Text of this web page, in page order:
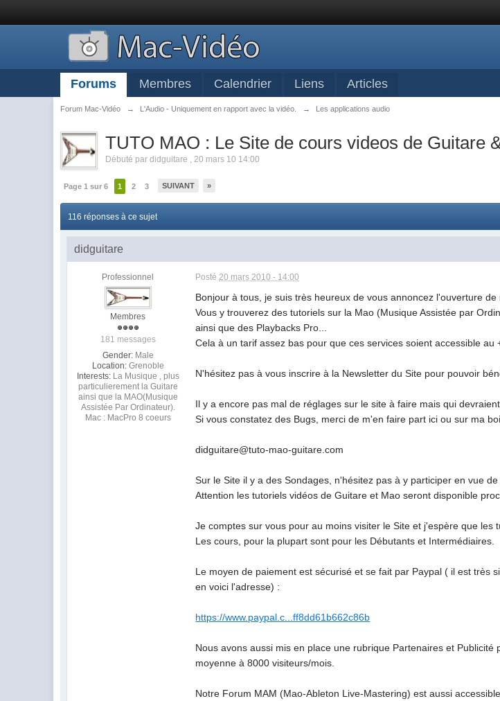
Forums Membres Calendrier Liens Articles
Forum Mac-Vidéo → L'Audio - Uniquement en rapport avec la vidéo. → Les applications audio
TUTO MAO : Le Site de cours videos de Guitare
Débuté pardidguitare ,20 mars 10 14:00
Page 1 sur 6 1 2 3 SUIVANT »
116 réponses à ce sujet
didguitare
Professionnel
Membres
181 messages
Gender: Male
Location: Grenoble
Interests: La Musique , plus
particulierement la Guitare
ainsi que la MAO(Musique
Assistée Par Ordinateur).
Mac : MacPro 8 coeurs
Posté20 mars 2010 - 14:00
Bonjour à tous, je suis très heureux de vous annoncez l'ouverture
Vous y trouverez des tutoriels sur la Mao (Musique Assistée par
ainsi que des Playbacks Pro...
Cela à un tarif assez bas pour que ces services soient accessible au
N'hésitez pas à vous inscrire à la Newsletter du Site pour pouvoir
Il y a encore pas mal de réglages sur le site à faire mais qui
Si vous constatez des Bugs, merci de m'en faire part ici ou sur ma
didguitare@tuto-mao-guitare.com
Sur le Site il y a des Sondages, n'hésitez pas à y participer en vue
Attention les tutoriels vidéos de Guitare et Mao seront disponible
Je comptes sur vous pour au moins visiter le Site et j'espère que les
Les cours, pour la plupart sont pour les Débutants et Intermédiaires.
Le moyen de paiement est sécurisé et se fait par Paypal ( il est très
en voici l'adresse) :
https://www.paypal.c...ff8dd61b662c86b
Nous avons aussi mis en place une rubrique Partenaires et
moyenne à 8000 visiteurs/mois.
Notre Forum MAM (Mao-Ableton Live-Mastering) est aussi